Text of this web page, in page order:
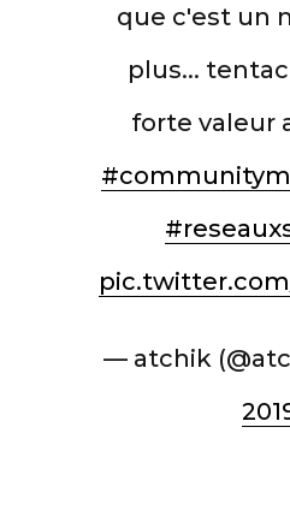
que c'est un
plus...
forte valeur
— atchik